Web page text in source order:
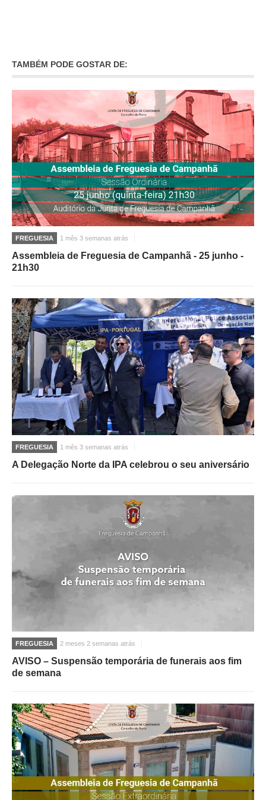
TAMBÉM PODE GOSTAR DE:
FREGUESIA 1 mês 3 semanas atrás
Assembleia de Freguesia de Campanhã - 25 junho -
21h30
FREGUESIA 1 mês 3 semanas atrás
A Delegação Norte da IPA celebrou o seu aniversário
FREGUESIA 2 meses 2 semanas atrás
AVISO – Suspensão temporária de funerais aos fim
de semana